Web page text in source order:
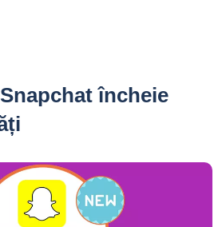
încheie